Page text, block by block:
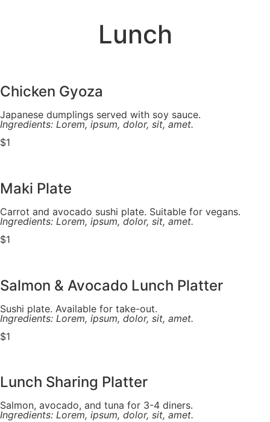
Lunch
Chicken Gyoza
Japanese dumplings served with soy sauce.
Ingredients: Lorem, ipsum, dolor, sit, amet.
$1
Maki Plate
Carrot and avocado sushi plate. Suitable for vegans.
Ingredients: Lorem, ipsum, dolor, sit, amet.
$1
Salmon & Avocado Lunch Platter
Sushi plate. Available for take-out.
Ingredients: Lorem, ipsum, dolor, sit, amet.
$1
Lunch Sharing Platter
Salmon, avocado, and tuna for 3-4 diners.
Ingredients: Lorem, ipsum, dolor, sit, amet.